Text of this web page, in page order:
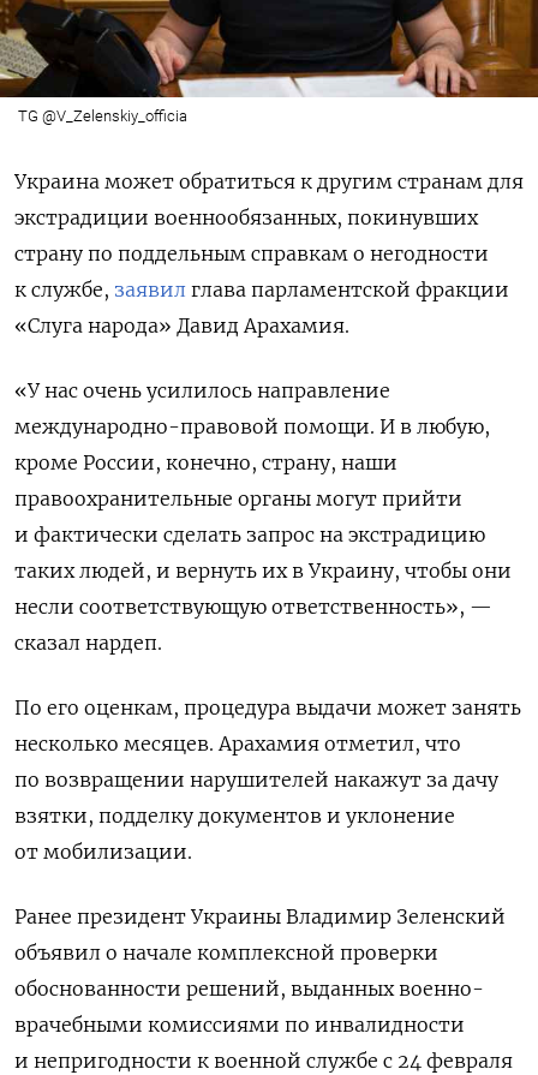
TG @V_Zelenskiy_officia
Украина может обратиться к другим странам для
экстрадиции военнообязанных, покинувших
страну по поддельным справкам о негодности
к службе, заявил глава парламентской фракции
«Слуга народа» Давид Арахамия.
«У нас очень усилилось направление
международно-правовой помощи. И в любую,
кроме России, конечно, страну, наши
правоохранительные органы могут прийти
и фактически сделать запрос на экстрадицию
таких людей, и вернуть их в Украину, чтобы они
несли соответствующую ответственность», —
сказал нардеп.
По его оценкам, процедура выдачи может занять
несколько месяцев. Арахамия отметил, что
по возвращении нарушителей накажут за дачу
взятки, подделку документов и уклонение
от мобилизации.
Ранее президент Украины Владимир Зеленский
объявил о начале комплексной проверки
обоснованности решений, выданных военно-
врачебными комиссиями по инвалидности
и непригодности к военной службе с 24 февраля